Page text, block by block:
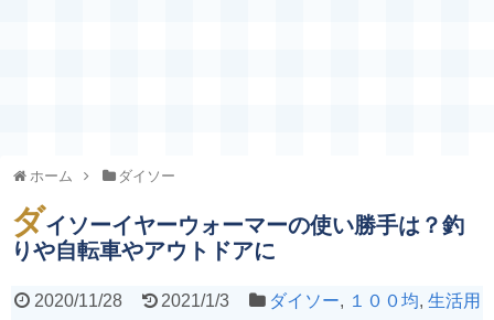
ホーム ダイソー
ダイソーイヤーウォーマーの使い勝手は？釣
りや自転車やアウトドアに
2020/11/28 2021/1/3 ダイソー, １００均,生活用